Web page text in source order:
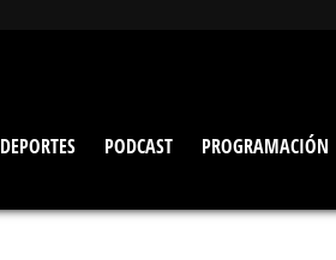
DEPORTES PODCAST PROGRAMACIÓN